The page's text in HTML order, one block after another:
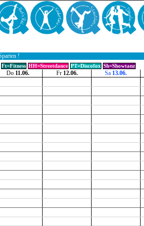
!
Ft=Fitness HH=Streetdance PT=Discofox Sh=Showtanz
Do 11.06. Fr 12.06. Sa 13.06.